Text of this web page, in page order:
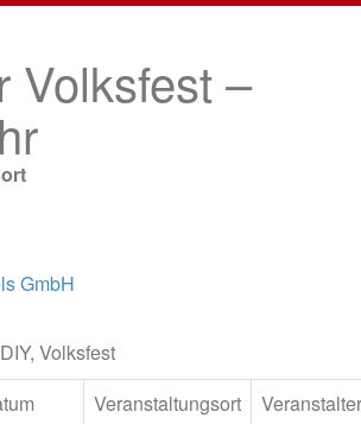
Volksfest –
GmbH
Volksfest
Veranstaltungsort
Veranstalter